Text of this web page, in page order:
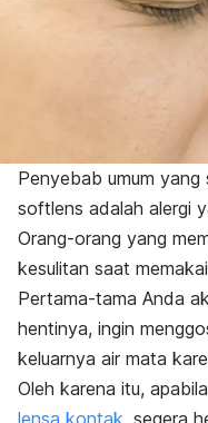
Penyebab umum
softlens adalah alergi
Orang-orang yang
kesulitan saat
Pertama-tama Anda
hentinya, ingin
keluarnya air mata
Oleh karena itu,
lensa kontak , segera